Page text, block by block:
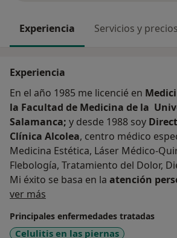
Experiencia Servicios y precios
Experiencia
En el año 1985 me licencié en
la Facultad de Medicina de la
Salamanca; y desde 1988 soy
Clínica Alcolea, centro médico
Medicina Estética, Láser Médico-
Flebología, Tratamiento del Dolor,
Mi éxito se basa en la atención
uno de los pacientes, el
honestidad,hacen de mi labor y de
ver más
Principales enfermedades tratadas
Celulitis en las piernas